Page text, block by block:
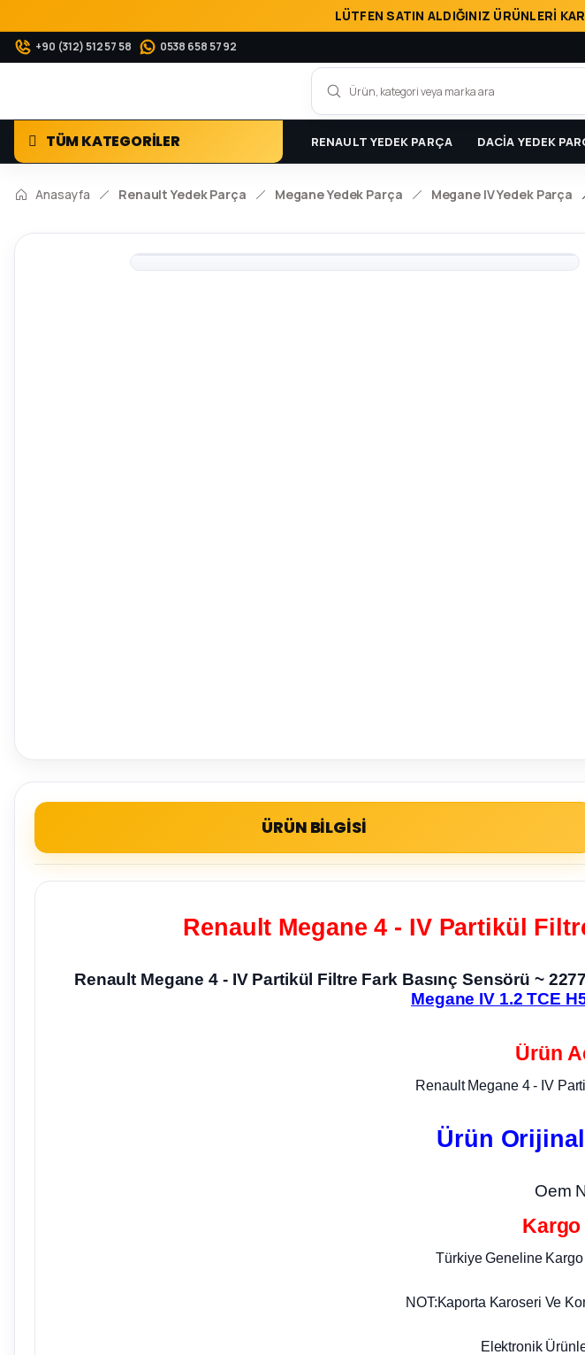
LÜTFEN SATIN ALDIĞINIZ ÜRÜNLERİ
+90 (312) 512 57 58 0538 658 57 92
TÜM KATEGORİLER RENAULT YEDEK PARÇA DACİA YEDEK
Anasayfa Renault Yedek Parça Megane Yedek Parça Megane IV Yedek Parça
ÜRÜN BİLGİSİ
Renault Megane 4 - IV Partikül
Renault Megane 4 - IV Partikül Filtre Fark Basınç Sensörü ~
Megane IV 1.2 TCE
Ürün
Renault Megane 4 - IV
Ürün
Oem
Türkiye Geneline
NOT:Kaporta Karoseri Ve
Elektronik